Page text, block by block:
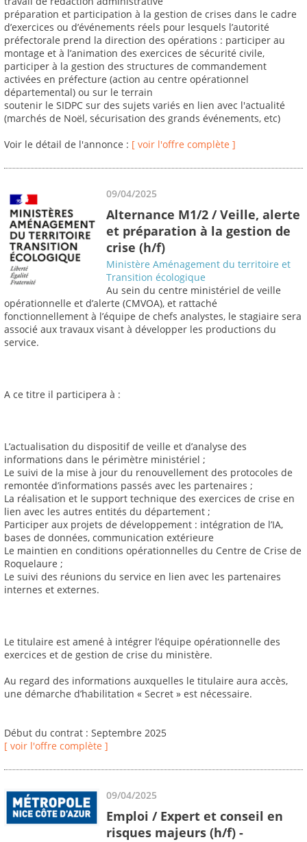
préparation et participation à la gestion de crises dans le cadre
d’exercices ou d’événements réels pour lesquels l’autorité
préfectorale prend la direction des opérations : participer au
montage et à l’animation des exercices de sécurité civile,
participer à la gestion des structures de commandement
activées en préfecture (action au centre opérationnel
départemental) ou sur le terrain
soutenir le SIDPC sur des sujets variés en lien avec l'actualité
(marchés de Noël, sécurisation des grands événements, etc)
Voir le détail de l'annonce : [ voir l'offre complète ]
09/04/2025
Alternance M1/2 / Veille, alerte
et préparation à la gestion de
crise (h/f)
Ministère Aménagement du territoire et
Transition écologique
Au sein du centre ministériel de veille
opérationnelle et d’alerte (CMVOA), et rattaché
fonctionnellement à l’équipe de chefs analystes, le stagiaire sera
associé aux travaux visant à développer les productions du
service.
A ce titre il participera à :
L’actualisation du dispositif de veille et d’analyse des
informations dans le périmètre ministériel ;
Le suivi de la mise à jour du renouvellement des protocoles de
remontée d’informations passés avec les partenaires ;
La réalisation et le support technique des exercices de crise en
lien avec les autres entités du département ;
Participer aux projets de développement : intégration de l’IA,
bases de données, communication extérieure
Le maintien en conditions opérationnelles du Centre de Crise de
Roquelaure ;
Le suivi des réunions du service en lien avec les partenaires
internes et externes.
Le titulaire est amené à intégrer l’équipe opérationnelle des
exercices et de gestion de crise du ministère.
Au regard des informations auxquelles le titulaire aura accès,
une démarche d’habilitation « Secret » est nécessaire.
Début du contrat : Septembre 2025
[ voir l'offre complète ]
09/04/2025
Emploi / Expert et conseil en
risques majeurs (h/f) -